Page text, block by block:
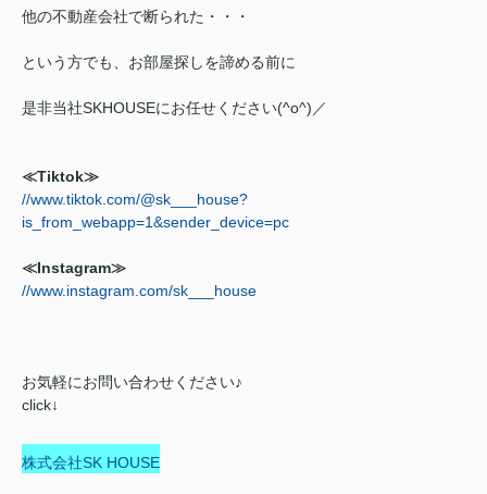
他の不動産会社で断られた・・・
という方でも、お部屋探しを諦める前に
是非当社SKHOUSEにお任せください(^o^)／
≪Tiktok≫
//www.tiktok.com/@sk___house?
is_from_webapp=1&sender_device=pc
≪Instagram≫
//www.instagram.com/sk___house
お気軽にお問い合わせください♪
click↓
株式会社SK HOUSE